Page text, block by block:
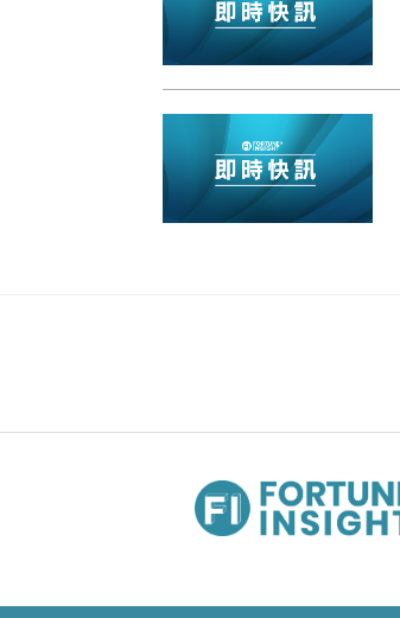
26/07/2024 08:27